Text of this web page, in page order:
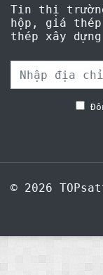
Tin thị
hộp, giá
thép xây
© 2026